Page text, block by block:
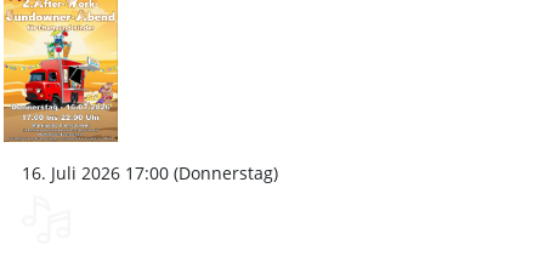
16. Juli 2026 17:00 (Donnerstag)